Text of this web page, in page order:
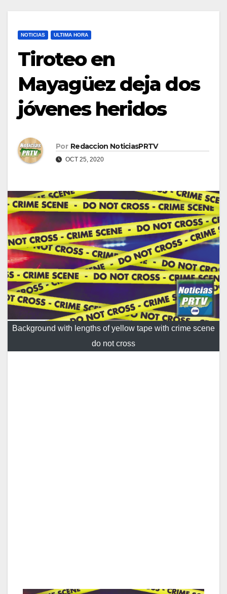
NOTICIAS ULTIMA HORA
Tiroteo en
Mayagüez deja dos
jóvenes heridos
Por Redaccion NoticiasPRTV
OCT 25, 2020
Background with lengths of yellow tape with crime scene
do not cross